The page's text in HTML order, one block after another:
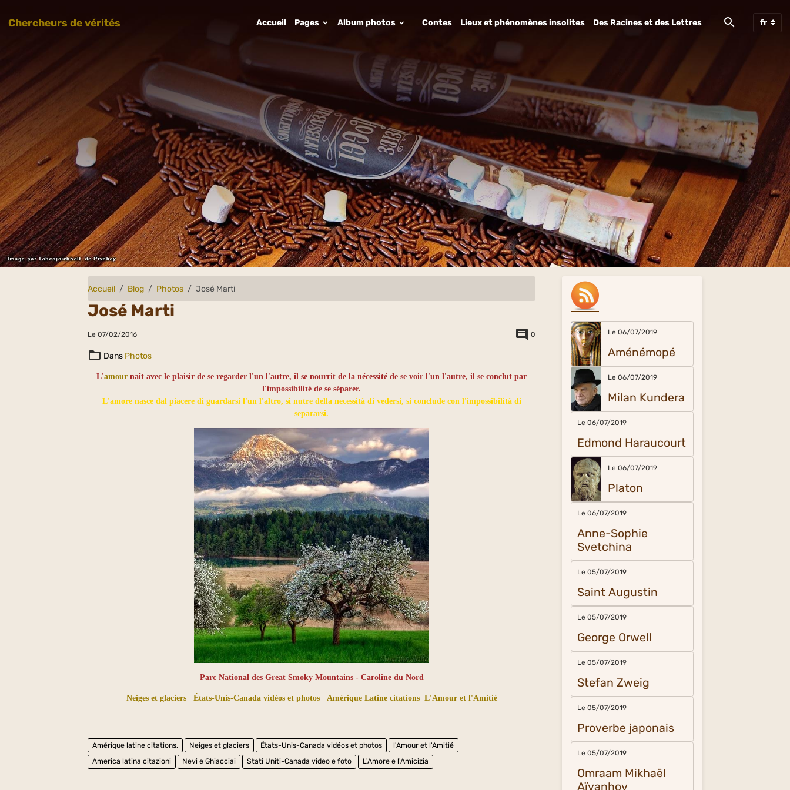
Chercheurs de vérités Accueil Pages Album photos Contes Lieux et phénomènes insolites Des Racines et des Lettres
Accueil Blog Photos José Marti
José Marti
Le 07/02/2016 0
Dans Photos
L'amour naît avec le plaisir de se regarder l'un l'autre, il se nourrit de la nécessité de se voir l'un l'autre, il se conclut par
l'impossibilité de se séparer.
L'amore nasce dal piacere di guardarsi l'un l'altro, si nutre della necessità di vedersi, si conclude con l'impossibilità di
separarsi.
Parc National des Great Smoky Mountains - Caroline du Nord
Neiges et glaciers États-Unis-Canada vidéos et photos Amérique Latine citations L'Amour et l'Amitié
Amérique latine citations. Neiges et glaciers États-Unis-Canada vidéos et photos
l'Amour et l'Amitié
America latina citazioni
Nevi e Ghiacciai Stati Uniti-Canada video e foto L'Amore e l'Amicizia
Le 06/07/2019
Aménémopé
Le 06/07/2019
Milan Kundera
Le 06/07/2019
Edmond Haraucourt
Le 06/07/2019
Platon
Le 06/07/2019
Anne-Sophie
Svetchina
Le 05/07/2019
Saint Augustin
Le 05/07/2019
George Orwell
Le 05/07/2019
Stefan Zweig
Le 05/07/2019
Proverbe japonais
Le 05/07/2019
Omraam Mikhaël
Aïvanhov